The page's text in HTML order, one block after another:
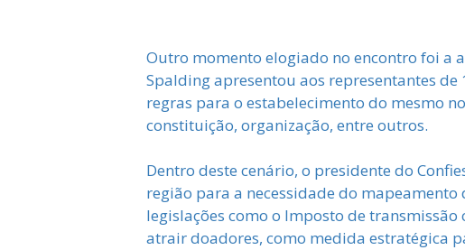
Outro momento elogiado no encontro foi a
Spalding apresentou aos representantes
regras para o estabelecimento do mesmo
constituição, organização, entre outros.
Dentro deste cenário, o presidente do
região para a necessidade do
legislações como o Imposto de
atrair doadores, como medida estratégica